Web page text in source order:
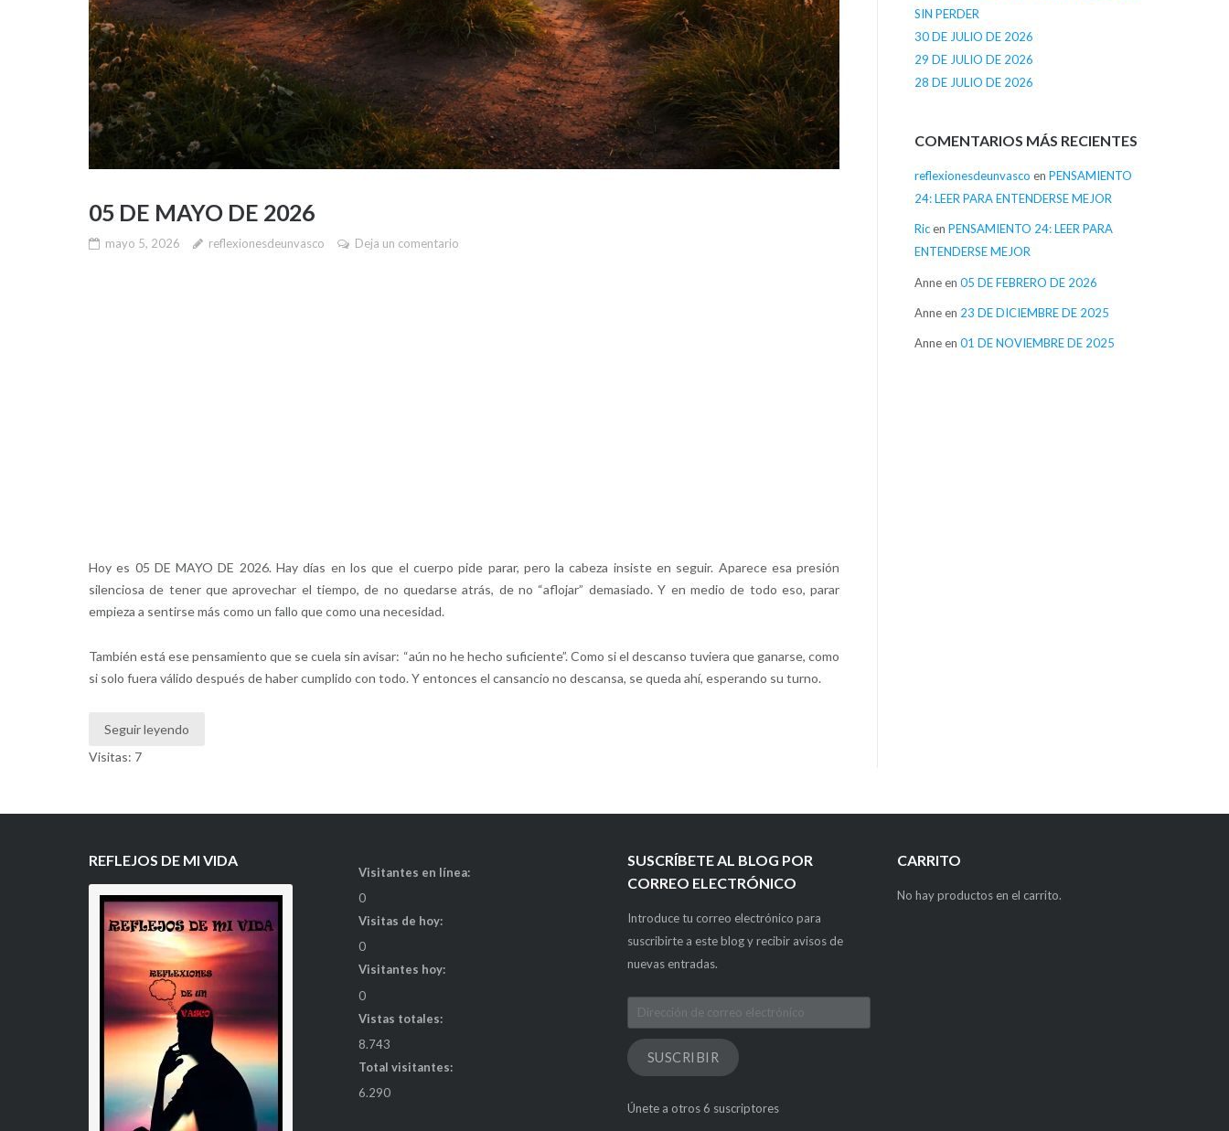
05 DE MAYO DE 2026
mayo 5, 2026 reflexionesdeunvasco Deja un comentario
Hoy es 05 DE MAYO DE 2026. Hay días en los que el cuerpo pide parar, pero la cabeza insiste en seguir. Aparece esa presión
silenciosa de tener que aprovechar el tiempo, de no quedarse atrás, de no “aflojar” demasiado. Y en medio de todo eso, parar
empieza a sentirse más como un fallo que como una necesidad.
También está ese pensamiento que se cuela sin avisar: “aún no he hecho suficiente”. Como si el descanso tuviera que ganarse, como
si solo fuera válido después de haber cumplido con todo. Y entonces el cansancio no descansa, se queda ahí, esperando su turno.
Seguir leyendo
Visitas: 7
SIN PERDER
30 DE JULIO DE 2026
29 DE JULIO DE 2026
28 DE JULIO DE 2026
COMENTARIOS MÁS RECIENTES
reflexionesdeunvasco en PENSAMIENTO
24: LEER PARA ENTENDERSE MEJOR
Ricen PENSAMIENTO 24: LEER PARA
ENTENDERSE MEJOR
Anneen 05 DE FEBRERO DE 2026
Anneen 23 DE DICIEMBRE DE 2025
Anneen 01 DE NOVIEMBRE DE 2025
REFLEJOS DE MI VIDA
Visitantes en línea:
0
Visitas de hoy:
0
Visitantes hoy:
0
Vistas totales:
8.743
Total visitantes:
6.290
SUSCRÍBETE AL BLOG POR
CORREO ELECTRÓNICO
Introduce tu correo electrónico para
suscribirte a este blog y recibir avisos de
nuevas entradas.
Dirección
de
correo
electrónico
SUSCRIBIR
Únete a otros 6 suscriptores
CARRITO
No hay productos en el carrito.